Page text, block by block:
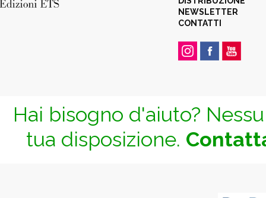
NEWSLETTER
CONTATTI
Hai bisogno d'aiuto?
tua disposizione.